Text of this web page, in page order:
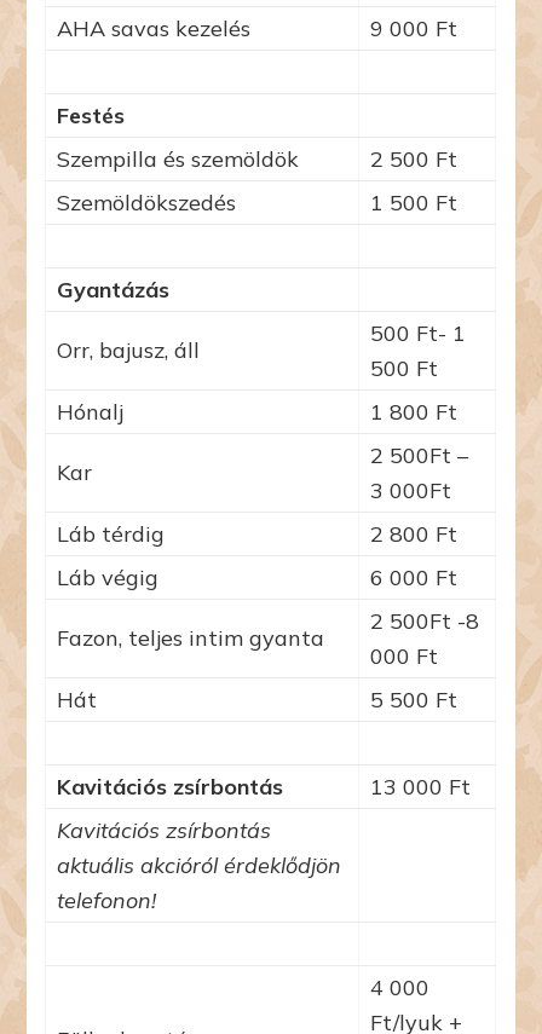
AHA savas kezelés 9 000 Ft
Festés
Szempilla és szemöldök
2 500 Ft
Szemöldökszedés
1 500 Ft
Gyantázás
Orr, bajusz, áll
500 Ft- 1
500 Ft
Hónalj
1 800 Ft
Kar
2 500Ft –
3 000Ft
Láb térdig
2 800 Ft
Láb végig
6 000 Ft
Fazon, teljes intim gyanta
2 500Ft -8
000 Ft
Hát
5 500 Ft
Kavitációs zsírbontás
13 000 Ft
Kavitációs zsírbontás
aktuális akcióról érdeklődjön
telefonon!
4 000
Ft/lyuk +